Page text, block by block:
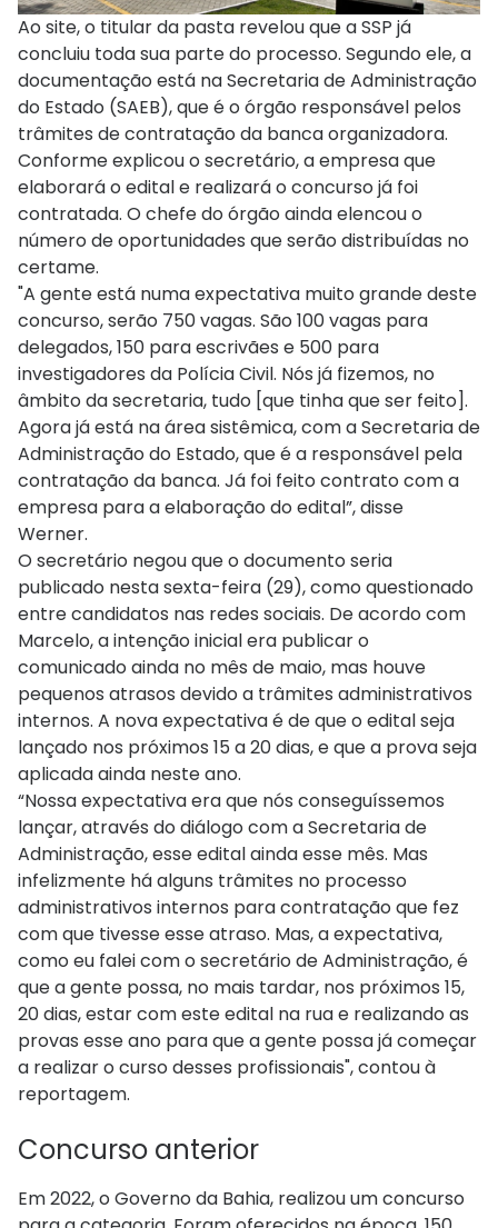
Ao site, o titular da pasta revelou que a SSP já
concluiu toda sua parte do processo. Segundo ele, a
documentação está na Secretaria de Administração
do Estado (SAEB), que é o órgão responsável pelos
trâmites de contratação da banca organizadora.
Conforme explicou o secretário, a empresa que
elaborará o edital e realizará o concurso já foi
contratada. O chefe do órgão ainda elencou o
número de oportunidades que serão distribuídas no
certame.
"A gente está numa expectativa muito grande deste
concurso, serão 750 vagas. São 100 vagas para
delegados, 150 para escrivães e 500 para
investigadores da Polícia Civil. Nós já fizemos, no
âmbito da secretaria, tudo [que tinha que ser feito].
Agora já está na área sistêmica, com a Secretaria de
Administração do Estado, que é a responsável pela
contratação da banca. Já foi feito contrato com a
empresa para a elaboração do edital”, disse
Werner.
O secretário negou que o documento seria
publicado nesta sexta-feira (29), como questionado
entre candidatos nas redes sociais. De acordo com
Marcelo, a intenção inicial era publicar o
comunicado ainda no mês de maio, mas houve
pequenos atrasos devido a trâmites administrativos
internos. A nova expectativa é de que o edital seja
lançado nos próximos 15 a 20 dias, e que a prova seja
aplicada ainda neste ano.
“Nossa expectativa era que nós conseguíssemos
lançar, através do diálogo com a Secretaria de
Administração, esse edital ainda esse mês. Mas
infelizmente há alguns trâmites no processo
administrativos internos para contratação que fez
com que tivesse esse atraso. Mas, a expectativa,
como eu falei com o secretário de Administração, é
que a gente possa, no mais tardar, nos próximos 15,
20 dias, estar com este edital na rua e realizando as
provas esse ano para que a gente possa já começar
a realizar o curso desses profissionais", contou à
reportagem.
Concurso anterior
Em 2022, o Governo da Bahia, realizou um concurso